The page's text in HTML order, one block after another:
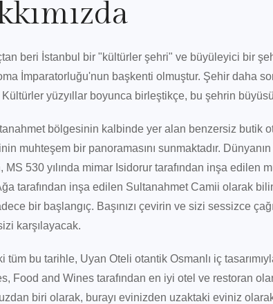
beri İstanbul bir "kültürler şehri" ve büyüleyici bir
İmparatorluğu'nun başkenti olmuştur. Şehir daha
Kültürler yüzyıllar boyunca birleştikçe, bu şehrin
bölgesinin kalbinde yer alan benzersiz butik
muhteşem bir panoramasını sunmaktadır.
MS 530 yılında mimar Isidorur tarafından inşa edilen
tarafından inşa edilen Sultanahmet Camii olarak
bir başlangıç. Başınızı çevirin ve sizi sessizce
karşılayacak.
tüm bu tarihle, Uyan Oteli otantik Osmanlı iç
Food and Wines tarafından en iyi otel ve restoran
biri olarak, burayı evinizden uzaktaki eviniz